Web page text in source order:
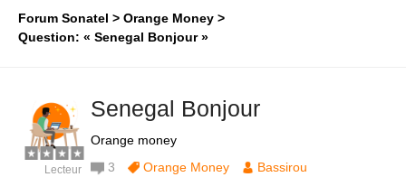
Forum Sonatel
Orange Money
Question: « Senegal Bonjour »
Senegal Bonjour
Orange money
Lecteur 3 Orange Money
Bassirou